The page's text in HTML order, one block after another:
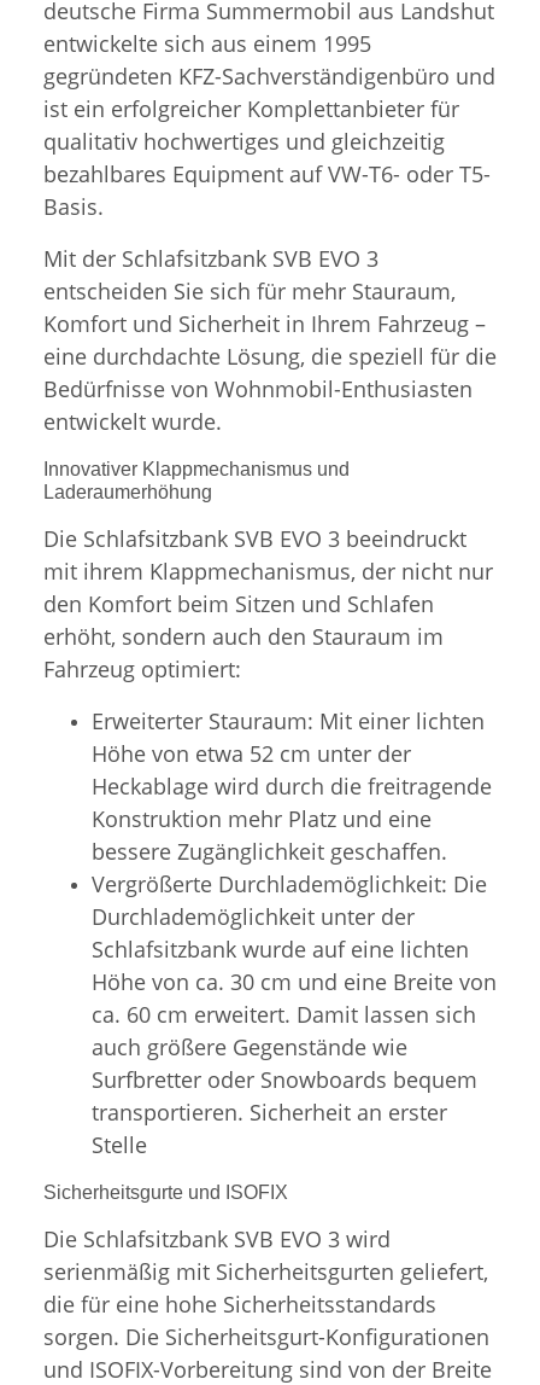
deutsche Firma Summermobil aus Landshut
entwickelte sich aus einem 1995
gegründeten KFZ-Sachverständigenbüro und
ist ein erfolgreicher Komplettanbieter für
qualitativ hochwertiges und gleichzeitig
bezahlbares Equipment auf VW-T6- oder T5-
Basis.
Mit der Schlafsitzbank SVB EVO 3
entscheiden Sie sich für mehr Stauraum,
Komfort und Sicherheit in Ihrem Fahrzeug –
eine durchdachte Lösung, die speziell für die
Bedürfnisse von Wohnmobil-Enthusiasten
entwickelt wurde.
Innovativer Klappmechanismus und
Laderaumerhöhung
Die Schlafsitzbank SVB EVO 3 beeindruckt
mit ihrem Klappmechanismus, der nicht nur
den Komfort beim Sitzen und Schlafen
erhöht, sondern auch den Stauraum im
Fahrzeug optimiert:
Erweiterter Stauraum: Mit einer lichten
Höhe von etwa 52 cm unter der
Heckablage wird durch die freitragende
Konstruktion mehr Platz und eine
bessere Zugänglichkeit geschaffen.
Vergrößerte Durchlademöglichkeit: Die
Durchlademöglichkeit unter der
Schlafsitzbank wurde auf eine lichten
Höhe von ca. 30 cm und eine Breite von
ca. 60 cm erweitert. Damit lassen sich
auch größere Gegenstände wie
Surfbretter oder Snowboards bequem
transportieren. Sicherheit an erster
Stelle
Sicherheitsgurte und ISOFIX
Die Schlafsitzbank SVB EVO 3 wird
serienmäßig mit Sicherheitsgurten geliefert,
die für eine hohe Sicherheitsstandards
sorgen. Die Sicherheitsgurt-Konfigurationen
und ISOFIX-Vorbereitung sind von der Breite